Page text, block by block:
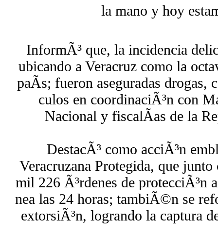
la mano y hoy
InformÃ³ que, la incidencia
ubicando a Veracruz como la
paÃ­s; fueron aseguradas
culos en coordinaciÃ³n con
Nacional y fiscalÃ­as de la
DestacÃ³ como acciÃ³n
Veracruzana Protegida, que
mil 226 Ã³rdenes de protecciÃ³n
nea las 24 horas; tambiÃ©n se
extorsiÃ³n, logrando la captura